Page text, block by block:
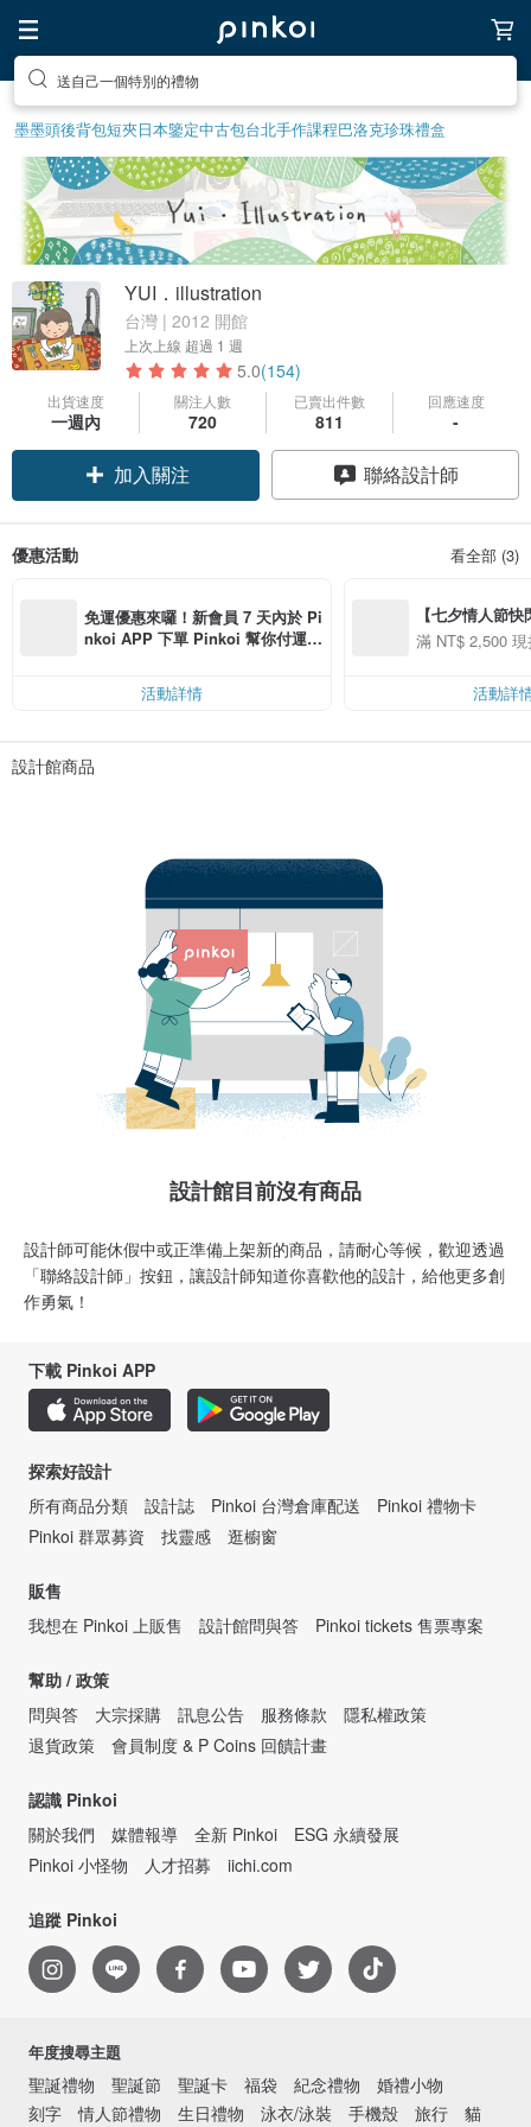
送自己一個特別的禮物
墨墨頭後背包短夾日本鑒定中古包台北手作課程巴洛克珍珠禮盒
YUI．illustration
台灣 | 2012 開館
上次上線 超過 1 週
5.0(154)
出貨速度
一週內
關注人數
720
已賣出件數
811
回應速度
-
加入關注 聯絡設計師
優惠活動 看全部 (3)
免運優惠來囉！新會員 7 天內於 Pi
nkoi APP 下單 Pinkoi 幫你付運
活動詳情
【七夕情人節
用 APP 購買任
00 現折 NT$100
滿 NT$ 2,500
活動詳
設計館商品
設計館目前沒有商品
設計師可能休假中或正準備上架新的商品，請耐心等候，歡迎透過
「聯絡設計師」按鈕，讓設計師知道你喜歡他的設計，給他更多創
作勇氣！
下載 Pinkoi APP
探索好設計
所有商品分類
設計誌 Pinkoi 台灣倉庫配送
Pinkoi 禮物卡
Pinkoi 群眾募資
找靈感 逛櫥窗
販售
我想在 Pinkoi 上販售
設計館問與答 Pinkoi tickets 售票專案
幫助 / 政策
問與答
大宗採購 訊息公告 服務條款
隱私權政策
退貨政策
會員制度 & P Coins 回饋計畫
認識 Pinkoi
關於我們
媒體報導 全新 Pinkoi
ESG 永續發展
Pinkoi 小怪物
人才招募 iichi.com
追蹤 Pinkoi
年度搜尋主題
聖誕禮物 聖誕節 聖誕卡 福袋 紀念禮物
婚禮小物
刻字
情人節禮物 生日禮物 泳衣/泳裝 手機殼 旅行 貓